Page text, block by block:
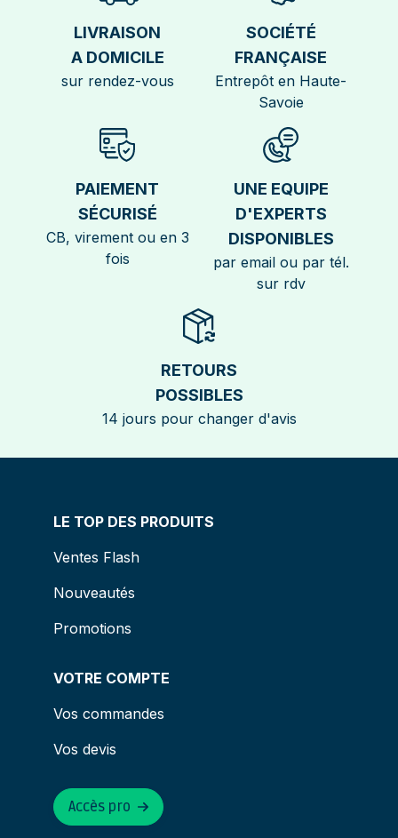
LIVRAISON
A DOMICILE
sur rendez-vous
SOCIÉTÉ
FRANÇAISE
Entrepôt en Haute-
Savoie
PAIEMENT
SÉCURISÉ
CB, virement ou en 3
fois
UNE EQUIPE
D'EXPERTS
DISPONIBLES
par email ou par tél.
sur rdv
RETOURS
POSSIBLES
14 jours pour changer d'avis
LE TOP DES PRODUITS
Ventes Flash
Nouveautés
Promotions
VOTRE COMPTE
Vos commandes
Vos devis
Accès pro